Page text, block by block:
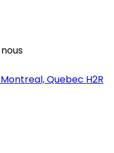
Quebec H2R